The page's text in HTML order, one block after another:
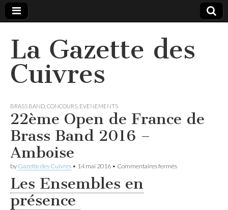
La Gazette des
Cuivres
BRASS BAND CONCOURS EVENEMENTS
22ème Open de France de
Brass Band 2016 –
Amboise
by Gazette des Cuivres • 14 mai 2016 • Commentaires ferméssur
Les Ensembles en
présence